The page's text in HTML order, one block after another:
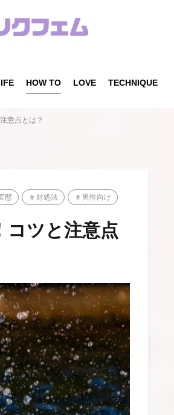
HOW TO LOVE TECHNIQUE
意点とは？
態 対処法 男性向け
コツと注意点